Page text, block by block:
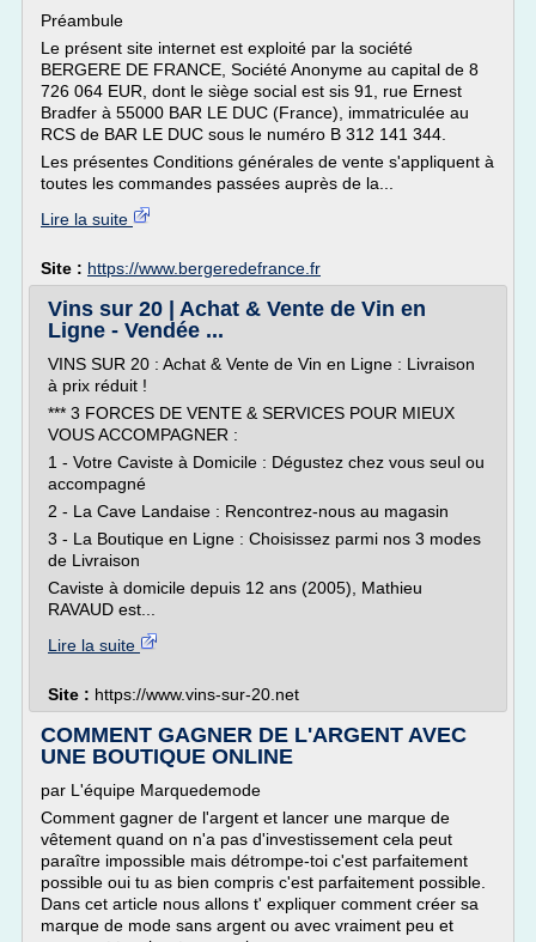
Préambule
Le présent site internet est exploité par la société
BERGERE DE FRANCE, Société Anonyme au capital de 8
726 064 EUR, dont le siège social est sis 91, rue Ernest
Bradfer à 55000 BAR LE DUC (France), immatriculée au
RCS de BAR LE DUC sous le numéro B 312 141 344.
Les présentes Conditions générales de vente s'appliquent à
toutes les commandes passées auprès de la...
Lire la suite
Site : https://www.bergeredefrance.fr
Vins sur 20 | Achat & Vente de Vin en
Ligne - Vendée ...
VINS SUR 20 : Achat & Vente de Vin en Ligne : Livraison
à prix réduit !
*** 3 FORCES DE VENTE & SERVICES POUR MIEUX
VOUS ACCOMPAGNER :
1 - Votre Caviste à Domicile : Dégustez chez vous seul ou
accompagné
2 - La Cave Landaise : Rencontrez-nous au magasin
3 - La Boutique en Ligne : Choisissez parmi nos 3 modes
de Livraison
Caviste à domicile depuis 12 ans (2005), Mathieu
RAVAUD est...
Lire la suite
Site : https://www.vins-sur-20.net
COMMENT GAGNER DE L'ARGENT AVEC
UNE BOUTIQUE ONLINE
par L'équipe Marquedemode
Comment gagner de l'argent et lancer une marque de
vêtement quand on n'a pas d'investissement cela peut
paraître impossible mais détrompe-toi c'est parfaitement
possible oui tu as bien compris c'est parfaitement possible.
Dans cet article nous allons t' expliquer comment créer sa
marque de mode sans argent ou avec vraiment peu et